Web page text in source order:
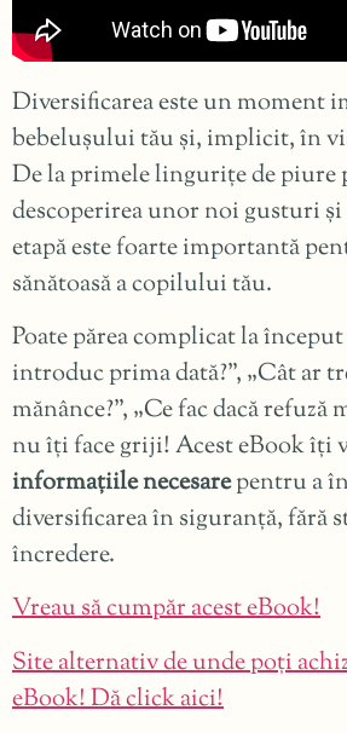
Diversificarea este un moment
bebelușului tău și, implicit, în
De la primele lingurițe de piure
descoperirea unor noi gusturi
etapă este foarte importantă
sănătoasă a copilului tău.
Poate părea complicat la
introduc prima dată?”, „Cât ar
mănânce?”, „Ce fac dacă refuză
nu îți face griji! Acest eBook îți
informațiile necesarepentru a
diversificarea în siguranță, fără
încredere.
Vreau să cumpăr acest eBook!
Site alternativ de unde poți
eBook! Dă click aici!